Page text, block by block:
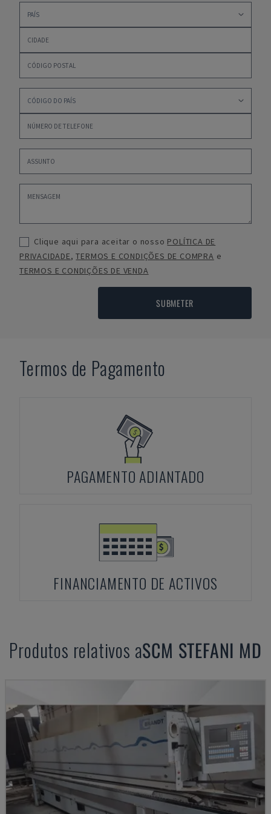
Clique aqui para aceitar o nosso POLÍTICA DE
PRIVACIDADE,TERMOS E CONDIÇÕES DE COMPRA e
TERMOS E CONDIÇÕES DE VENDA
SUBMETER
Termos de Pagamento
PAGAMENTO ADIANTADO
FINANCIAMENTO DE ACTIVOS
Produtos relativos aSCM STEFANI MD